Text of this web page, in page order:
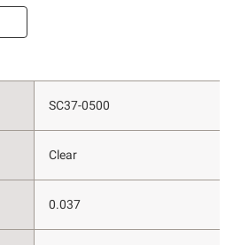
SC37-0500
Clear
0.037